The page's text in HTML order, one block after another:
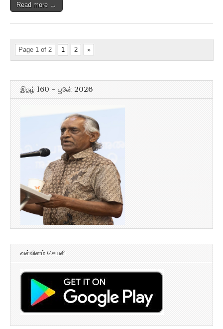
Read more →
Page 1 of 2 1 2 »
இதழ் 160 – ஜூன் 2026
வல்லினம் செயலி